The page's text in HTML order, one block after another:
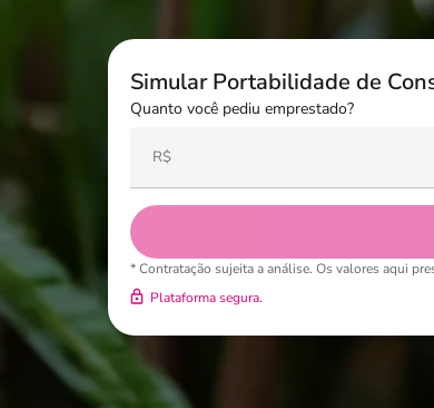
Simular Portabilidade de
Quanto você pediu emprestado?
* Contratação sujeita a análise. Os valores aqui
Plataforma segura.